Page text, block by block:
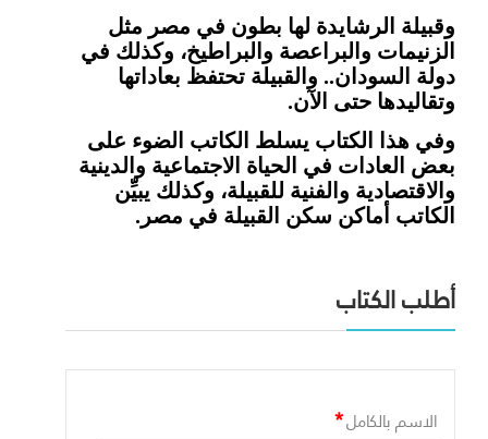
وقبيلة الرشايدة لها بطون في مصر مثل
الزنيمات والبراعصة والبراطيخ، وكذلك في
دولة السودان.. والقبيلة تحتفظ بعاداتها
وتقاليدها حتى الآن.
وفي هذا الكتاب يسلط الكاتب الضوء على
بعض العادات في الحياة الاجتماعية والدينية
والاقتصادية والفنية للقبيلة، وكذلك يبيِّن
الكاتب أماكن سكن القبيلة في مصر.
أطلب الكتاب
الاسم بالكامل*